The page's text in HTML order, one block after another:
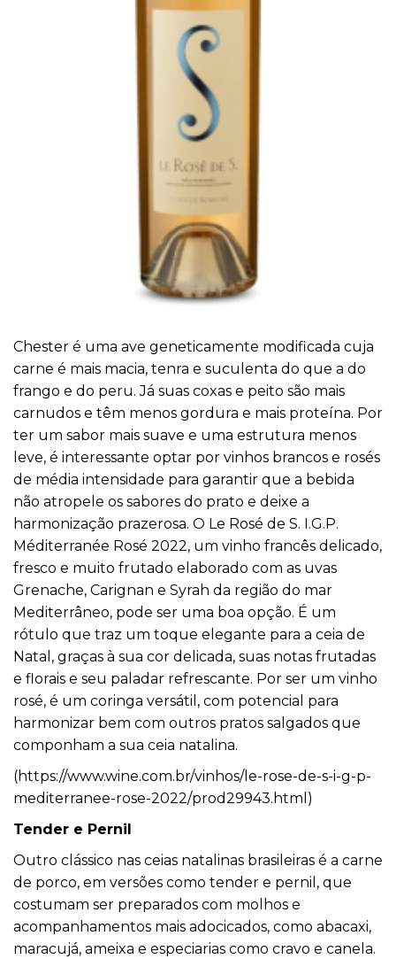
Chester é uma ave geneticamente modificada cuja
carne é mais macia, tenra e suculenta do que a do
frango e do peru. Já suas coxas e peito são mais
carnudos e têm menos gordura e mais proteína. Por
ter um sabor mais suave e uma estrutura menos
leve, é interessante optar por vinhos brancos e rosés
de média intensidade para garantir que a bebida
não atropele os sabores do prato e deixe a
harmonização prazerosa. O Le Rosé de S. I.G.P.
Méditerranée Rosé 2022, um vinho francês delicado,
fresco e muito frutado elaborado com as uvas
Grenache, Carignan e Syrah da região do mar
Mediterrâneo, pode ser uma boa opção. É um
rótulo que traz um toque elegante para a ceia de
Natal, graças à sua cor delicada, suas notas frutadas
e florais e seu paladar refrescante. Por ser um vinho
rosé, é um coringa versátil, com potencial para
harmonizar bem com outros pratos salgados que
componham a sua ceia natalina.
(https://www.wine.com.br/vinhos/le-rose-de-s-i-g-p-
mediterranee-rose-2022/prod29943.html )
Tender e Pernil
Outro clássico nas ceias natalinas brasileiras é a carne
de porco, em versões como tender e pernil, que
costumam ser preparados com molhos e
acompanhamentos mais adocicados, como abacaxi,
maracujá, ameixa e especiarias como cravo e canela.